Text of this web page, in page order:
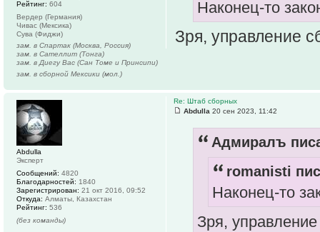
Наконец-то
Зря, управление
Рейтинг: 604
Вердер (Германия)
Чивас (Мексика)
Сува (Фиджи)
зам. в Спартак (Москва, Россия)
зам. в Сателлит (Тонга)
зам. в Диегу Вас (Сан Томе и Принсипи)
зам. в сборной Мексики (мол.)
Re: Штаб сборных
Abdulla 20 сен 2023, 11:42
Адмиралъ
romanisti
Наконец-то
Зря,
Abdulla
Эксперт
Сообщений: 4820
Благодарностей: 1840
Зарегистрирован: 21 окт 2016, 09:52
Откуда: Алматы, Казахстан
Рейтинг: 536
(без команды)